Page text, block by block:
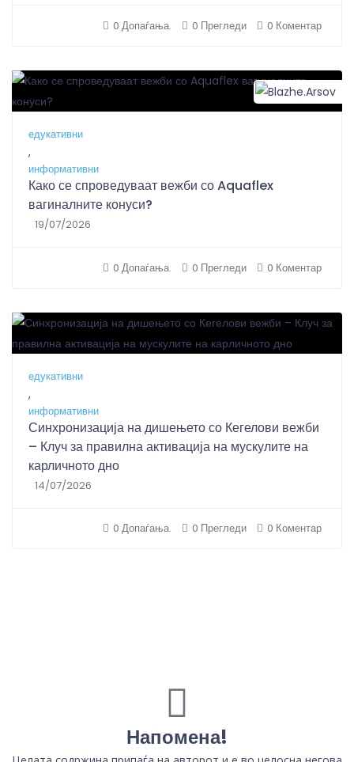
0 Допаѓања. 0 Прегледи 0 Коментар
едукативни
,
информативни
Како се спроведуваат вежби со Aquaflex
вагиналните конуси?
19/07/2026
0 Допаѓања. 0 Прегледи 0 Коментар
едукативни
,
информативни
Синхронизација на дишењето со Кегелови вежби
– Клуч за правилна активација на мускулите на
карличното дно
14/07/2026
0 Допаѓања. 0 Прегледи 0 Коментар
Напомена!